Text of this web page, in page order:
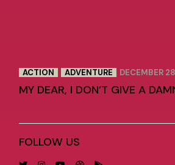
ACTION ADVENTURE DECEMBER
MY DEAR, I DON’T GIVE A
FOLLOW US